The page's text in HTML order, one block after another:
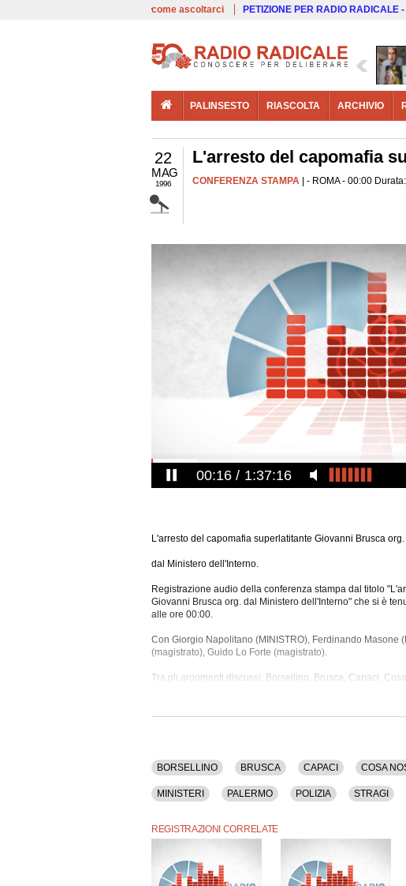
come ascoltarci PETIZIONE PER RADIO RADICALE
PALINSESTO RIASCOLTA ARCHIVIO
22
MAG
1996
L'arresto del capomafia
CONFERENZA STAMPA | - ROMA - 00:00
00:17 1:37:16
L'arresto del capomafia superlatitante Giovanni Brusca org.
dal Ministero dell'Interno.
Registrazione audio della conferenza stampa dal titolo
Giovanni Brusca org. dal Ministero dell'Interno" che si è
alle ore 00:00.
Con Giorgio Napolitano (MINISTRO), Ferdinando Masone
(magistrato), Guido Lo Forte (magistrato).
Tra gli argomenti discussi: Borsellino, Brusca, Capaci,
BORSELLINO BRUSCA CAPACI COSA
MINISTERI PALERMO POLIZIA STRAGI
REGISTRAZIONI CORRELATE